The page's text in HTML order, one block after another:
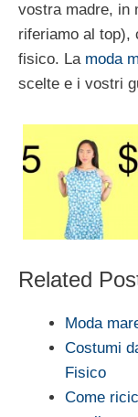
vostra madre, in
riferiamo al top),
fisico. La moda
scelte e i vostri
Related
Moda
Costumi
Fisico
Come